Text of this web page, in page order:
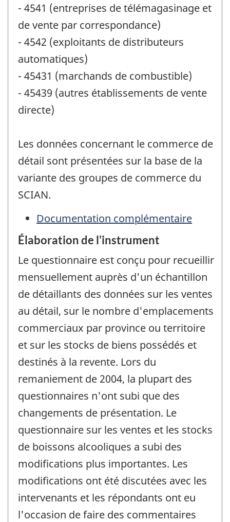
- 4541 (entreprises de télémagasinage et
de vente par correspondance)
- 4542 (exploitants de distributeurs
automatiques)
- 45431 (marchands de combustible)
- 45439 (autres établissements de vente
directe)
Les données concernant le commerce de
détail sont présentées sur la base de la
variante des groupes de commerce du
SCIAN.
Documentation complémentaire
Élaboration de l'instrument
Le questionnaire est conçu pour recueillir
mensuellement auprès d'un échantillon
de détaillants des données sur les ventes
au détail, sur le nombre d'emplacements
commerciaux par province ou territoire
et sur les stocks de biens possédés et
destinés à la revente. Lors du
remaniement de 2004, la plupart des
questionnaires n'ont subi que des
changements de présentation. Le
questionnaire sur les ventes et les stocks
de boissons alcooliques a subi des
modifications plus importantes. Les
modifications ont été discutées avec les
intervenants et les répondants ont eu
l'occasion de faire des commentaires